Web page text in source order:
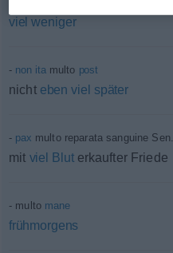
viel weniger
non itamulto post
nicht eben viel später
pax multo reparata sanguine Sen.
mit viel Bluterkaufter Friede
multo mane
frühmorgens